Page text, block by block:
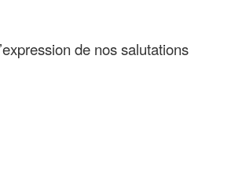
de nos salutations